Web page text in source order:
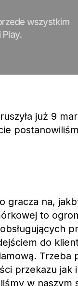
wszystkim
już 9
gracza na,
to
do
Trzeba
przekazu jak
w naszym